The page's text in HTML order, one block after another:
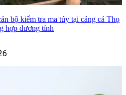
bộ kiểm tra ma túy tại cảng cá Thọ
hợp dương tính